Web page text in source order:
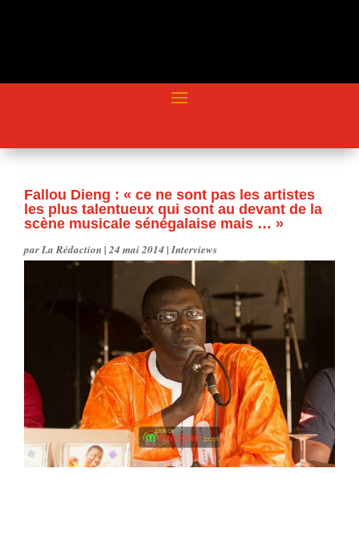
Fallou Dieng : « ce ne sont pas les artistes
les plus talentueux qui sont au devant de la
scène musicale sénégalaise mais … »
parLa Rédaction|24 mai 2014|Interviews